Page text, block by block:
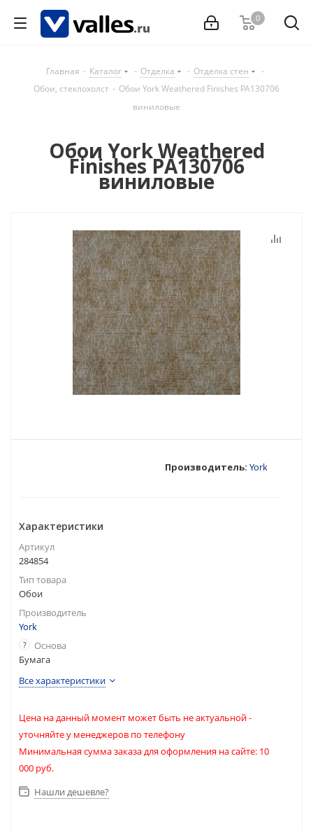
0
Главная - Каталог - Отделка - Отделка стен
-
Обои, стеклохолст - Обои York Weathered Finishes PA130706
виниловые
Обои York Weathered
Finishes PA130706
виниловые
Производитель: York
Характеристики
Артикул
284854
Тип товара
Обои
Производитель
York
?
Основа
Бумага
Все характеристики
Цена на данный момент может быть не актуальной -
уточняйте у менеджеров по телефону
Минимальная сумма заказа для оформления на сайте: 10
000 руб.
Нашли дешевле?